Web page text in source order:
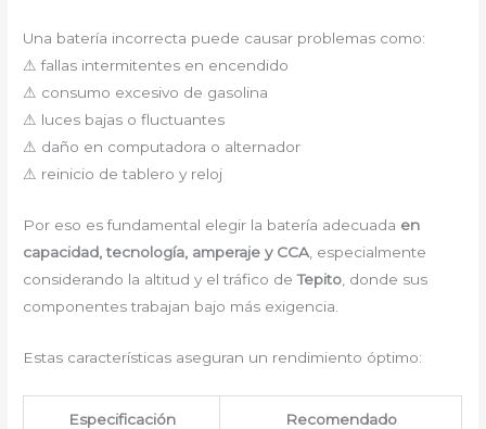
Una batería incorrecta puede causar problemas como:
⚠ fallas intermitentes en encendido
⚠ consumo excesivo de gasolina
⚠ luces bajas o fluctuantes
⚠ daño en computadora o alternador
⚠ reinicio de tablero y reloj
Por eso es fundamental elegir la batería adecuada en
capacidad, tecnología, amperaje y CCA , especialmente
considerando la altitud y el tráfico deTepito , donde sus
componentes trabajan bajo más exigencia.
Estas características aseguran un rendimiento óptimo:
Especificación Recomendado